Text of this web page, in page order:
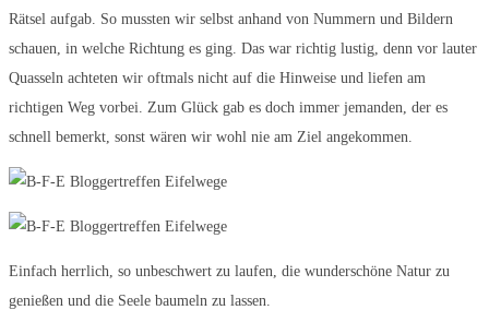
Rätsel aufgab. So mussten wir selbst anhand von Nummern und Bildern
schauen, in welche Richtung es ging. Das war richtig lustig, denn vor lauter
Quasseln achteten wir oftmals nicht auf die Hinweise und liefen am
richtigen Weg vorbei. Zum Glück gab es doch immer jemanden, der es
schnell bemerkt, sonst wären wir wohl nie am Ziel angekommen.
Einfach herrlich, so unbeschwert zu laufen, die wunderschöne Natur zu
genießen und die Seele baumeln zu lassen.